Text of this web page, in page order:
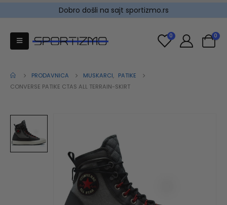
Dobro došli na sajt sportizmo.rs
0 0
PRODAVNICA MUSKARCI, PATIKE
CONVERSE PATIKE CTAS ALL TERRAIN-SKIRT